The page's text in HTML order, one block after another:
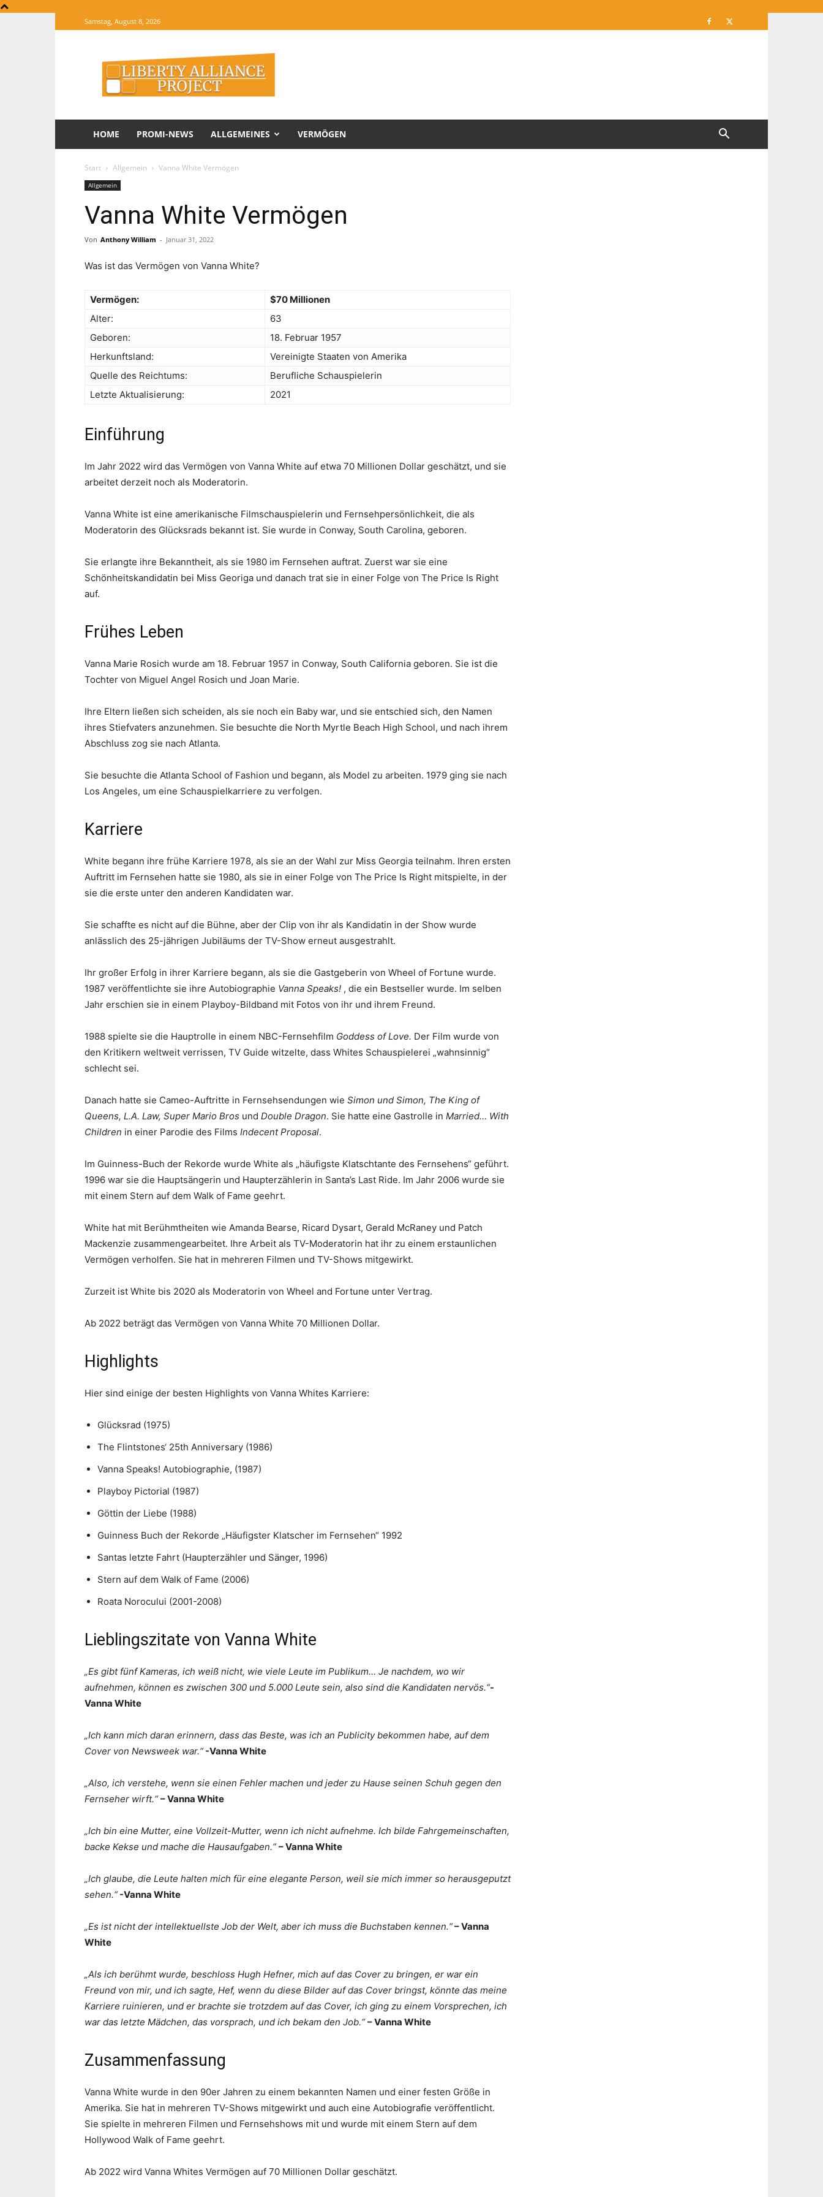
Samstag, August 8, 2026
Website
of
Informations
HOME PROMI-NEWS ALLGEMEINES VERMÖGEN
Start Allgemein Vanna White Vermögen
Allgemein
Vanna White Vermögen
Von Anthony William - Januar 31, 2022
Was ist das Vermögen von Vanna White?
Vermögen:
$70 Millionen
Alter:
63
Geboren:
18. Februar 1957
Herkunftsland:
Vereinigte Staaten von Amerika
Quelle des Reichtums:
Berufliche Schauspielerin
Letzte Aktualisierung:
2021
Einführung
Im Jahr 2022 wird das Vermögen von Vanna White auf etwa 70 Millionen Dollar geschätzt, und sie
arbeitet derzeit noch als Moderatorin.
Vanna White ist eine amerikanische Filmschauspielerin und Fernsehpersönlichkeit, die als
Moderatorin des Glücksrads bekannt ist. Sie wurde in Conway, South Carolina, geboren.
Sie erlangte ihre Bekanntheit, als sie 1980 im Fernsehen auftrat. Zuerst war sie eine
Schönheitskandidatin bei Miss Georiga und danach trat sie in einer Folge von The Price Is Right
auf.
Frühes Leben
Vanna Marie Rosich wurde am 18. Februar 1957 in Conway, South California geboren. Sie ist die
Tochter von Miguel Angel Rosich und Joan Marie.
Ihre Eltern ließen sich scheiden, als sie noch ein Baby war, und sie entschied sich, den Namen
ihres Stiefvaters anzunehmen. Sie besuchte die North Myrtle Beach High School, und nach ihrem
Abschluss zog sie nach Atlanta.
Sie besuchte die Atlanta School of Fashion und begann, als Model zu arbeiten. 1979 ging sie nach
Los Angeles, um eine Schauspielkarriere zu verfolgen.
Karriere
White begann ihre frühe Karriere 1978, als sie an der Wahl zur Miss Georgia teilnahm. Ihren ersten
Auftritt im Fernsehen hatte sie 1980, als sie in einer Folge von The Price Is Right mitspielte, in der
sie die erste unter den anderen Kandidaten war.
Sie schaffte es nicht auf die Bühne, aber der Clip von ihr als Kandidatin in der Show wurde
anlässlich des 25-jährigen Jubiläums der TV-Show erneut ausgestrahlt.
Ihr großer Erfolg in ihrer Karriere begann, als sie die Gastgeberin von Wheel of Fortune wurde.
1987 veröffentlichte sie ihre Autobiographie Vanna Speaks! , die ein Bestseller wurde. Im selben
Jahr erschien sie in einem Playboy-Bildband mit Fotos von ihr und ihrem Freund.
1988 spielte sie die Hauptrolle in einem NBC-Fernsehfilm Goddess of Love. Der Film wurde von
den Kritikern weltweit verrissen, TV Guide witzelte, dass Whites Schauspielerei „wahnsinnig“
schlecht sei.
Danach hatte sie Cameo-Auftritte in Fernsehsendungen wie Simon und Simon, The King of
Queens, L.A. Law, Super Mario Bros und Double Dragon. Sie hatte eine Gastrolle in Married… With
Children in einer Parodie des Films Indecent Proposal.
Im Guinness-Buch der Rekorde wurde White als „häufigste Klatschtante des Fernsehens“ geführt.
1996 war sie die Hauptsängerin und Haupterzählerin in Santa’s Last Ride. Im Jahr 2006 wurde sie
mit einem Stern auf dem Walk of Fame geehrt.
White hat mit Berühmtheiten wie Amanda Bearse, Ricard Dysart, Gerald McRaney und Patch
Mackenzie zusammengearbeitet. Ihre Arbeit als TV-Moderatorin hat ihr zu einem erstaunlichen
Vermögen verholfen. Sie hat in mehreren Filmen und TV-Shows mitgewirkt.
Zurzeit ist White bis 2020 als Moderatorin von Wheel and Fortune unter Vertrag.
Ab 2022 beträgt das Vermögen von Vanna White 70 Millionen Dollar.
Highlights
Hier sind einige der besten Highlights von Vanna Whites Karriere:
Glücksrad (1975)
The Flintstones‘ 25th Anniversary (1986)
Vanna Speaks! Autobiographie, (1987)
Playboy Pictorial (1987)
Göttin der Liebe (1988)
Guinness Buch der Rekorde „Häufigster Klatscher im Fernsehen“ 1992
Santas letzte Fahrt (Haupterzähler und Sänger, 1996)
Stern auf dem Walk of Fame (2006)
Roata Norocului (2001-2008)
Lieblingszitate von Vanna White
„Es gibt fünf Kameras, ich weiß nicht, wie viele Leute im Publikum… Je nachdem, wo wir
aufnehmen, können es zwischen 300 und 5.000 Leute sein, also sind die Kandidaten nervös.“-
Vanna White
„Ich kann mich daran erinnern, dass das Beste, was ich an Publicity bekommen habe, auf dem
Cover von Newsweek war.“-Vanna White
„Also, ich verstehe, wenn sie einen Fehler machen und jeder zu Hause seinen Schuh gegen den
Fernseher wirft.“– Vanna White
„Ich bin eine Mutter, eine Vollzeit-Mutter, wenn ich nicht aufnehme. Ich bilde Fahrgemeinschaften,
backe Kekse und mache die Hausaufgaben.“– Vanna White
„Ich glaube, die Leute halten mich für eine elegante Person, weil sie mich immer so herausgeputzt
sehen.“-Vanna White
„Es ist nicht der intellektuellste Job der Welt, aber ich muss die Buchstaben kennen.“– Vanna
White
„Als ich berühmt wurde, beschloss Hugh Hefner, mich auf das Cover zu bringen, er war ein
Freund von mir, und ich sagte, Hef, wenn du diese Bilder auf das Cover bringst, könnte das meine
Karriere ruinieren, und er brachte sie trotzdem auf das Cover, ich ging zu einem Vorsprechen, ich
war das letzte Mädchen, das vorsprach, und ich bekam den Job.“– Vanna White
Zusammenfassung
Vanna White wurde in den 90er Jahren zu einem bekannten Namen und einer festen Größe in
Amerika. Sie hat in mehreren TV-Shows mitgewirkt und auch eine Autobiografie veröffentlicht.
Sie spielte in mehreren Filmen und Fernsehshows mit und wurde mit einem Stern auf dem
Hollywood Walk of Fame geehrt.
Ab 2022 wird Vanna Whites Vermögen auf 70 Millionen Dollar geschätzt.